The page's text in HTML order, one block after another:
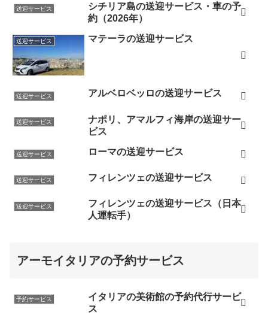
送迎サービス
シチリア島の送迎サービス・車の予
約（2026年）
送迎サービス マテーラの送迎サービス
送迎サービス アルベロベッロの送迎サービス
送迎サービス
ナポリ、アマルフィ海岸の送迎サー
ビス
送迎サービス ローマの送迎サービス
送迎サービス フィレンツェの送迎サービス
送迎サービス
フィレンツェの送迎サービス（日本
人運転手）
アーモイタリアの予約サービス
予約サービス
イタリアの美術館の予約代行サービ
ス